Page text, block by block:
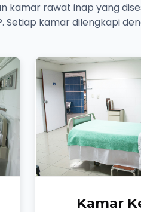
kamar rawat inap yang
Setiap kamar dilengkapi
Kamar